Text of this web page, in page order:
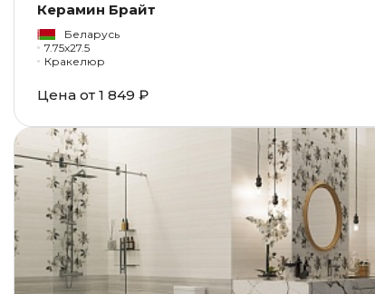
Керамин Брайт
Беларусь
7.75x27.5
Кракелюр
Цена от 1 849 ₽